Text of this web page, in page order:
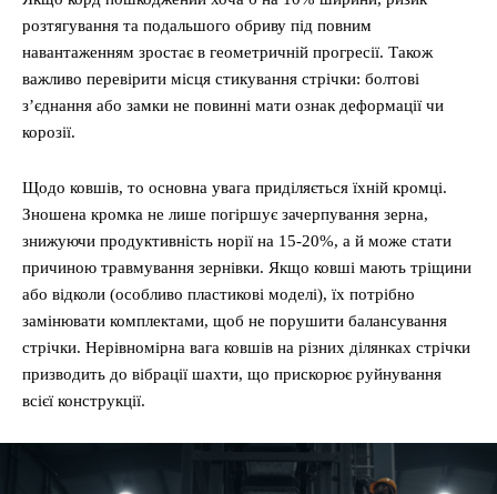
розтягування та подальшого обриву під повним
навантаженням зростає в геометричній прогресії. Також
важливо перевірити місця стикування стрічки: болтові
з’єднання або замки не повинні мати ознак деформації чи
корозії.
Щодо ковшів, то основна увага приділяється їхній кромці.
Зношена кромка не лише погіршує зачерпування зерна,
знижуючи продуктивність норії на 15-20%, а й може стати
причиною травмування зернівки. Якщо ковші мають тріщини
або відколи (особливо пластикові моделі), їх потрібно
замінювати комплектами, щоб не порушити балансування
стрічки. Нерівномірна вага ковшів на різних ділянках стрічки
призводить до вібрації шахти, що прискорює руйнування
всієї конструкції.